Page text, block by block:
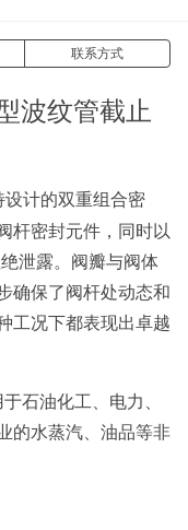
联系方式
波纹管截止
设计的双重组合密
杆密封元件，同时以
泄露。阀瓣与阀体
确保了阀杆处动态和
工况下都表现出卓越
油化工、电力、
的水蒸汽、油品等非